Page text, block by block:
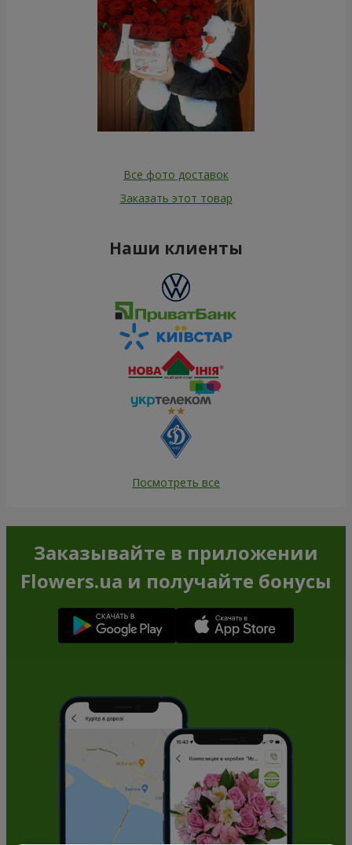
Все фото доставок
Заказать этот товар
Наши клиенты
Посмотреть все
Заказывайте в приложении
Flowers.ua и получайте бонусы